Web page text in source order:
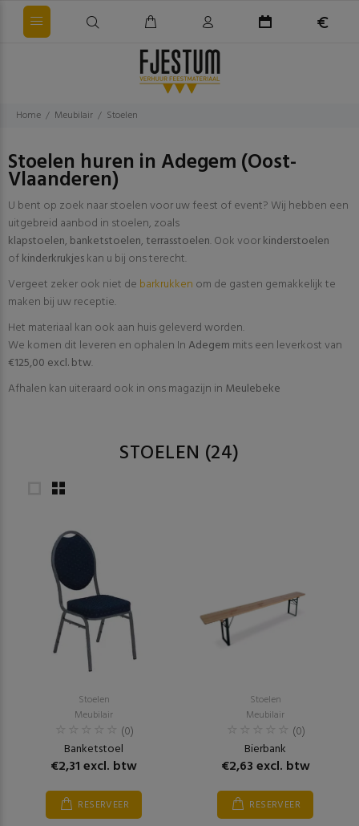
Home Meubilair Stoelen
Stoelen huren in Adegem (Oost-
Vlaanderen)
U bent op zoek naar stoelen voor uw feest of event? Wij hebben een
uitgebreid aanbod in stoelen, zoals
klapstoelen, banketstoelen, terrasstoelen. Ook voorkinderstoelen
ofkinderkrukjeskan u bij ons terecht.
Vergeet zeker ook niet de barkrukken om de gasten gemakkelijk te
maken bij uw receptie.
Het materiaal kan ook aan huis geleverd worden.
We komen dit leveren en ophalen In Adegem mits een leverkost van
€125,00 excl. btw.
Afhalen kan uiteraard ook in ons magazijn in Meulebeke
STOELEN (24)
Stoelen
Meubilair
(0)
Banketstoel
€2,31 excl. btw
RESERVEER
Stoelen
Meubilair
(0)
Bierbank
€2,63 excl. btw
RESERVEER